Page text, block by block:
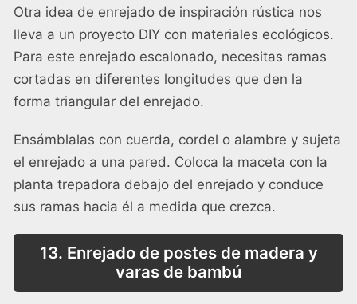
Otra idea de enrejado de inspiración rústica nos
lleva a un proyecto DIY con materiales ecológicos.
Para este enrejado escalonado, necesitas ramas
cortadas en diferentes longitudes que den la
forma triangular del enrejado.
Ensámblalas con cuerda, cordel o alambre y sujeta
el enrejado a una pared. Coloca la maceta con la
planta trepadora debajo del enrejado y conduce
sus ramas hacia él a medida que crezca.
13. Enrejado de postes de madera y
varas de bambú